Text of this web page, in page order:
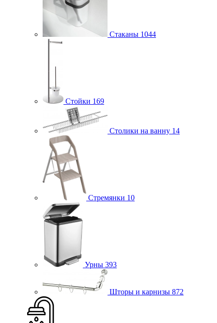
Стаканы 1044
Стойки 169
Столики на ванну 14
Стремянки 10
Урны 393
Шторы и карнизы 872